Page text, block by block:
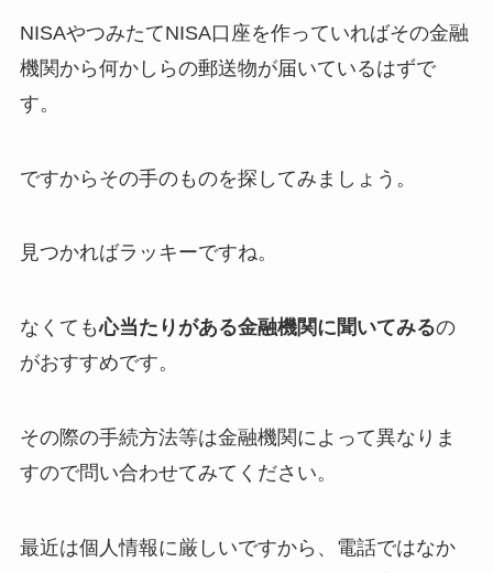
NISAやつみたてNISA口座を作っていればその金融
機関から何かしらの郵送物が届いているはずで
す。
ですからその手のものを探してみましょう。
見つかればラッキーですね。
なくても心当たりがある金融機関に聞いてみるの
がおすすめです。
その際の手続方法等は金融機関によって異なりま
すので問い合わせてみてください。
最近は個人情報に厳しいですから、電話ではなか